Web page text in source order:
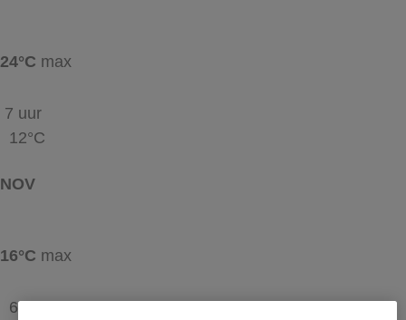
24°C max
7 uur
12°C
NOV
16°C max
6 uur